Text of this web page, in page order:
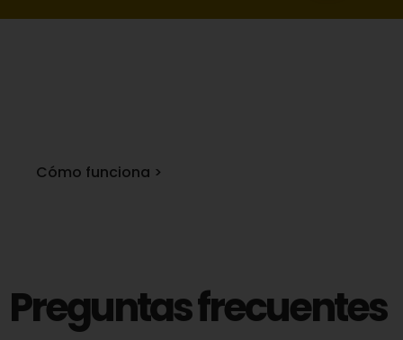
Cómo funciona >
Preguntas frecuentes